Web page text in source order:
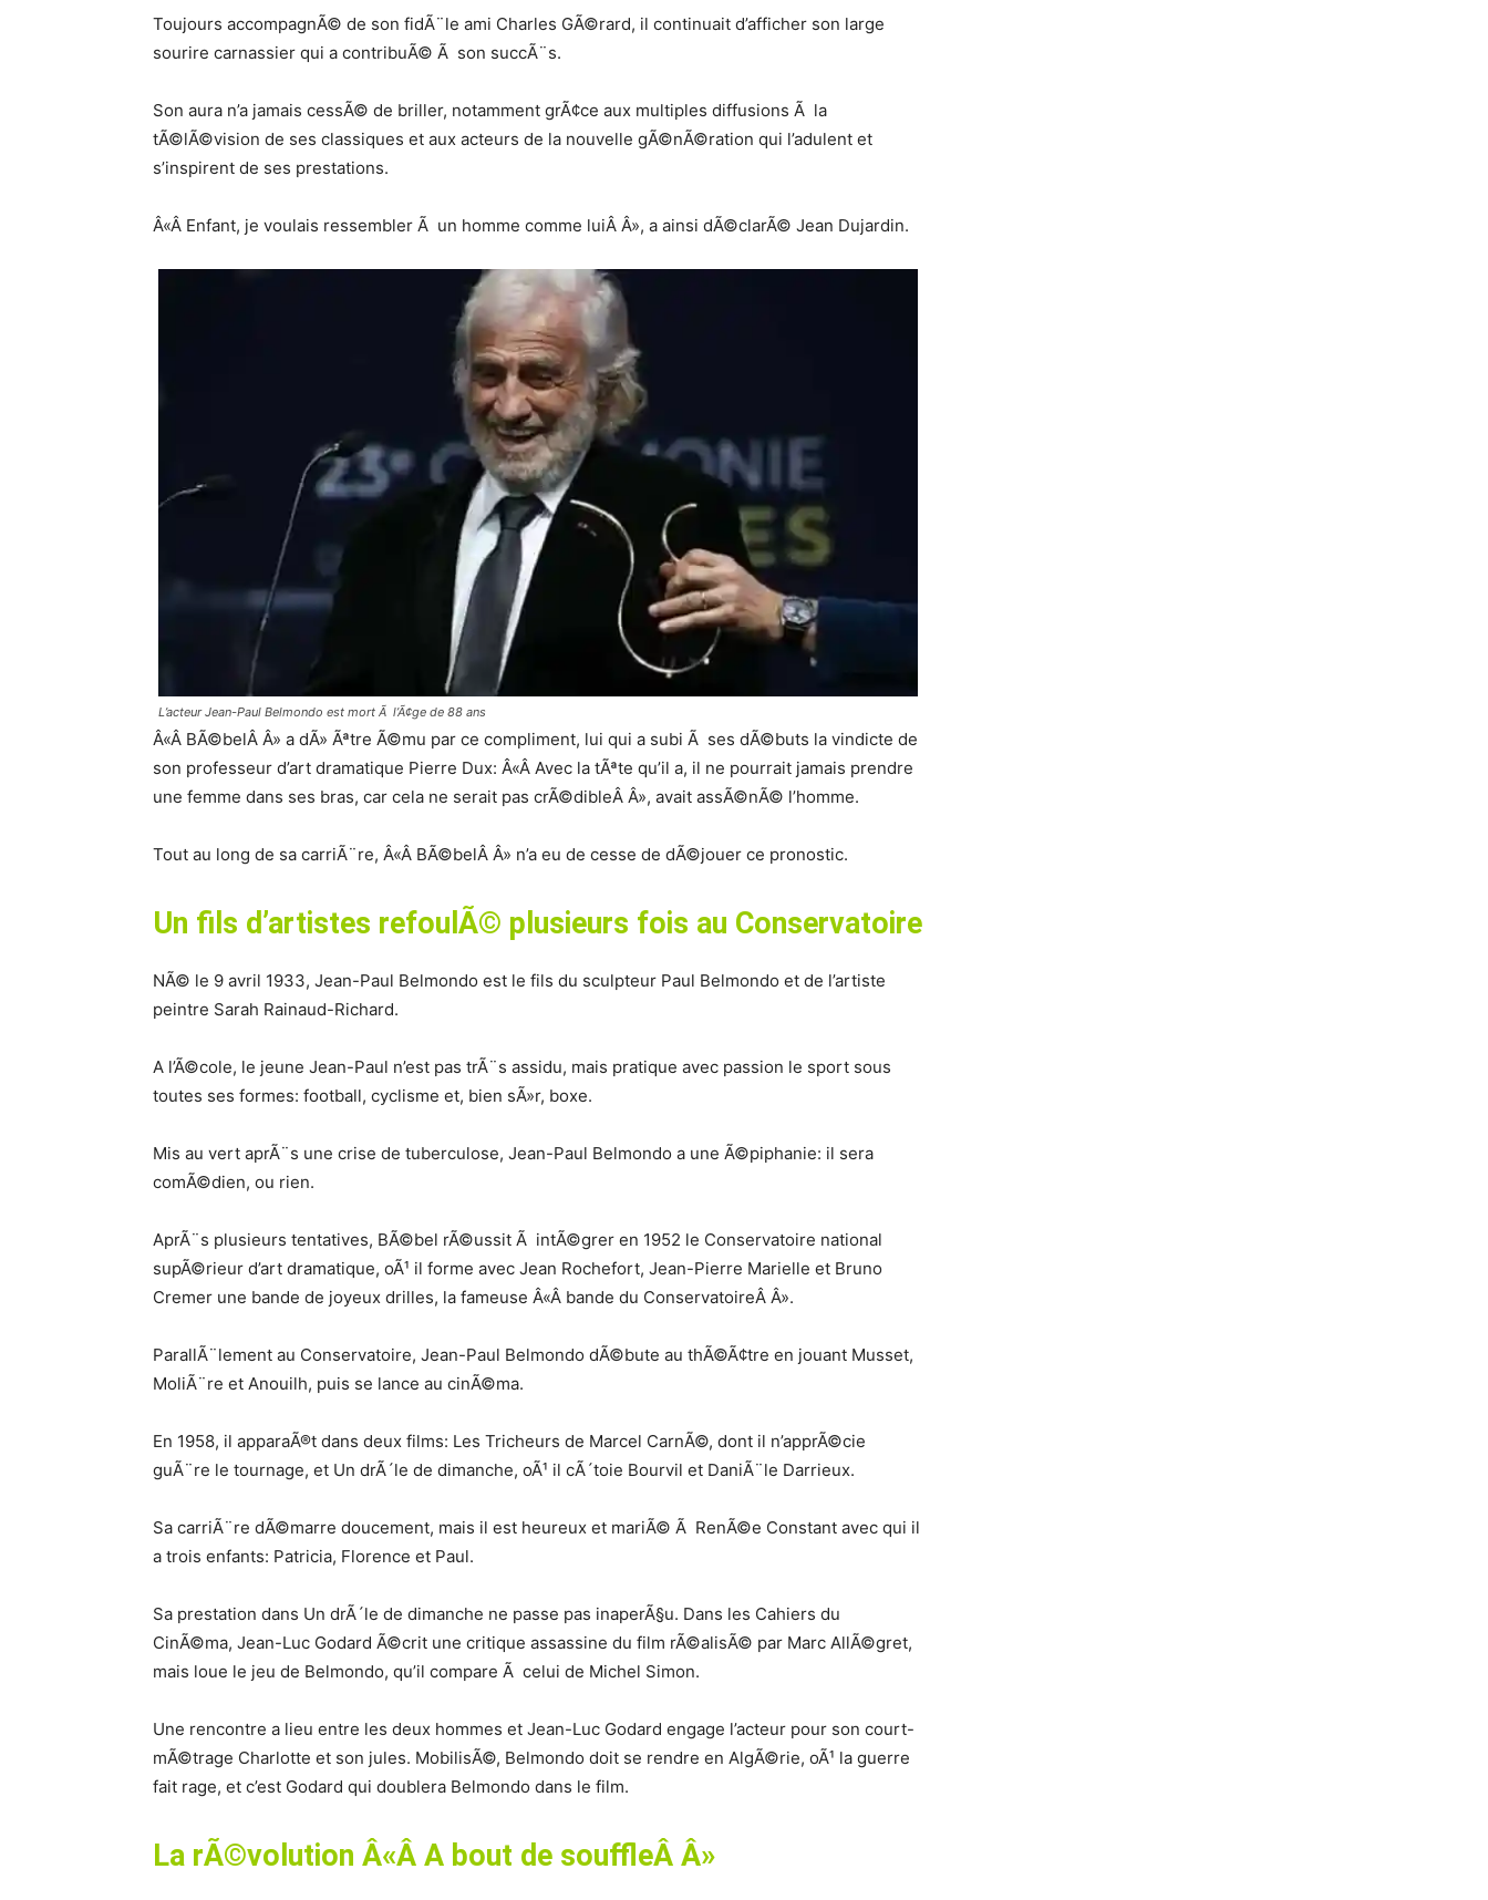
Toujours accompagnÃ© de son fidÃ¨le ami Charles GÃ©rard, il continuait d’afficher son large
sourire carnassier qui a contribuÃ© Ã son succÃ¨s.
Son aura n’a jamais cessÃ© de briller, notamment grÃ¢ce aux multiples diffusions Ã la
tÃ©lÃ©vision de ses classiques et aux acteurs de la nouvelle gÃ©nÃ©ration qui l’adulent et
s’inspirent de ses prestations.
Â«Â Enfant, je voulais ressembler Ã un homme comme luiÂ Â», a ainsi dÃ©clarÃ© Jean Dujardin.
L’acteur Jean-Paul Belmondo est mort Ã l’Ã¢ge de 88 ans
Â«Â BÃ©belÂ Â» a dÃ» Ãªtre Ã©mu par ce compliment, lui qui a subi Ã ses dÃ©buts la vindicte de
son professeur d’art dramatique Pierre Dux: Â«Â Avec la tÃªte qu’il a, il ne pourrait jamais prendre
une femme dans ses bras, car cela ne serait pas crÃ©dibleÂ Â», avait assÃ©nÃ© l’homme.
Tout au long de sa carriÃ¨re, Â«Â BÃ©belÂ Â» n’a eu de cesse de dÃ©jouer ce pronostic.
Un fils d’artistes refoulÃ© plusieurs fois au Conservatoire
NÃ© le 9 avril 1933, Jean-Paul Belmondo est le fils du sculpteur Paul Belmondo et de l’artiste
peintre Sarah Rainaud-Richard.
A l’Ã©cole, le jeune Jean-Paul n’est pas trÃ¨s assidu, mais pratique avec passion le sport sous
toutes ses formes: football, cyclisme et, bien sÃ»r, boxe.
Mis au vert aprÃ¨s une crise de tuberculose, Jean-Paul Belmondo a une Ã©piphanie: il sera
comÃ©dien, ou rien.
AprÃ¨s plusieurs tentatives, BÃ©bel rÃ©ussit Ã intÃ©grer en 1952 le Conservatoire national
supÃ©rieur d’art dramatique, oÃ¹ il forme avec Jean Rochefort, Jean-Pierre Marielle et Bruno
Cremer une bande de joyeux drilles, la fameuse Â«Â bande du ConservatoireÂ Â».
ParallÃ¨lement au Conservatoire, Jean-Paul Belmondo dÃ©bute au thÃ©Ã¢tre en jouant Musset,
MoliÃ¨re et Anouilh, puis se lance au cinÃ©ma.
En 1958, il apparaÃ®t dans deux films: Les Tricheurs de Marcel CarnÃ©, dont il n’apprÃ©cie
guÃ¨re le tournage, et Un drÃ´le de dimanche, oÃ¹ il cÃ´toie Bourvil et DaniÃ¨le Darrieux.
Sa carriÃ¨re dÃ©marre doucement, mais il est heureux et mariÃ© Ã RenÃ©e Constant avec qui il
a trois enfants: Patricia, Florence et Paul.
Sa prestation dans Un drÃ´le de dimanche ne passe pas inaperÃ§u. Dans les Cahiers du
CinÃ©ma, Jean-Luc Godard Ã©crit une critique assassine du film rÃ©alisÃ© par Marc AllÃ©gret,
mais loue le jeu de Belmondo, qu’il compare Ã celui de Michel Simon.
Une rencontre a lieu entre les deux hommes et Jean-Luc Godard engage l’acteur pour son court-
mÃ©trage Charlotte et son jules. MobilisÃ©, Belmondo doit se rendre en AlgÃ©rie, oÃ¹ la guerre
fait rage, et c’est Godard qui doublera Belmondo dans le film.
La rÃ©volution Â«Â A bout de souffleÂ Â»